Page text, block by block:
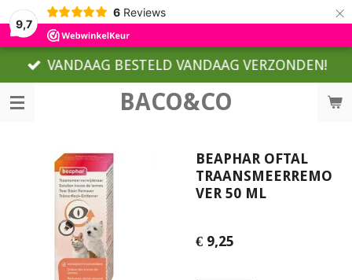
9,7
6 Reviews ×
BACO&CO
VANDAAG BESTELD VANDAAG VERZONDEN!
BEAPHAR OFTAL
TRAANSMEERREMO
VER 50 ML
€ 9,25